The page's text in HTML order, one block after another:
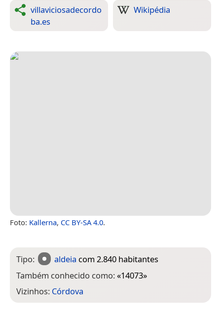
villaviciosadecordo
ba.es
Wikipédia
Foto: Kallerna, CC BY-SA 4.0.
Tipo: aldeia com 2.840 habitantes
Também conhecido como:«14073»
Vizinhos: Córdova